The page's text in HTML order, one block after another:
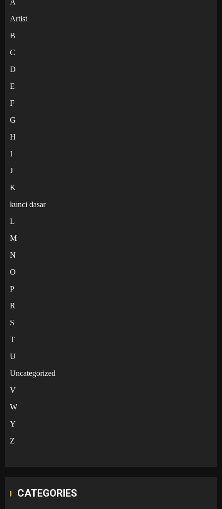
Artist
B
C
D
E
F
G
H
I
J
K
kunci dasar
L
M
N
O
P
R
S
T
U
Uncategorized
V
W
Y
Z
CATEGORIES